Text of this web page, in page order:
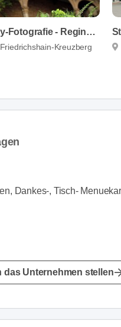
Sablotny-Fotografie - Regina Sablotny
Kreuzberg
Dankes-, Tisch-
das Unternehmen stellen